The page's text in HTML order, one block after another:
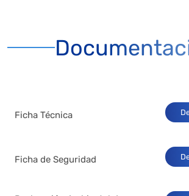
Ficha Técnica
Ficha de Seguridad